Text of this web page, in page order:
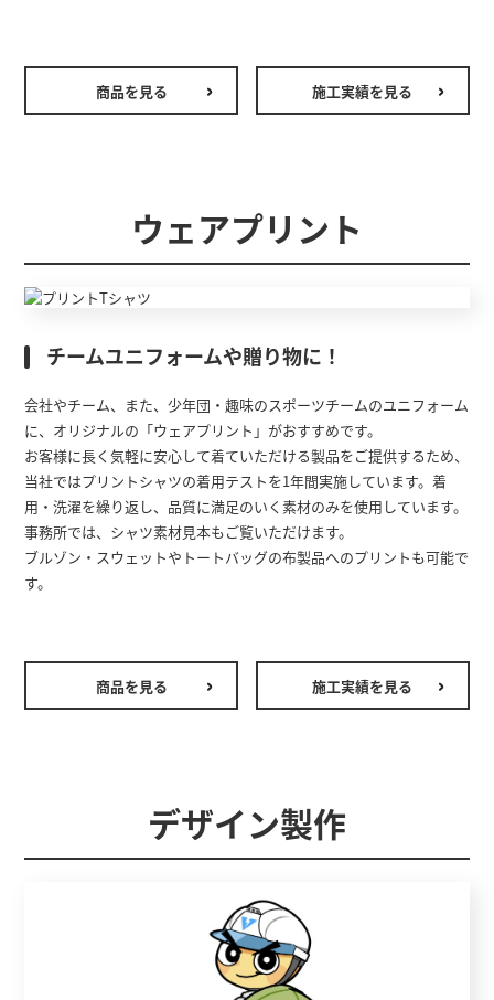
商品を見る 施工実績を見る
ウェアプリント
チームユニフォームや贈り物に！
会社やチーム、また、少年団・趣味のスポーツチームのユニフォーム
に、オリジナルの「ウェアプリント」がおすすめです。
お客様に長く気軽に安心して着ていただける製品をご提供するため、
当社ではプリントシャツの着用テストを1年間実施しています。着
用・洗濯を繰り返し、品質に満足のいく素材のみを使用しています。
事務所では、シャツ素材見本もご覧いただけます。
ブルゾン・スウェットやトートバッグの布製品へのプリントも可能で
す。
商品を見る 施工実績を見る
デザイン製作